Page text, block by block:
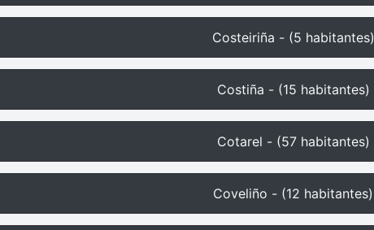
Costeiriña - (5 habitantes)
Costiña - (15 habitantes)
Cotarel - (57 habitantes)
Coveliño - (12 habitantes)